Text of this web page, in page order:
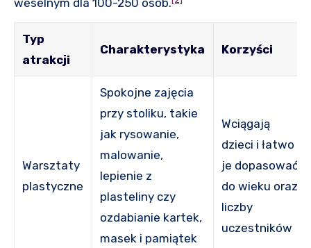
weselnym dla 100-250 osób.
Typ
atrakcji
Charakterystyka Korzyści
Warsztaty
plastyczne
Spokojne zajęcia
przy stoliku, takie
jak rysowanie,
malowanie,
lepienie z
plasteliny czy
ozdabianie kartek,
masek i pamiątek
Wciągają
dzieci i łatwo
je dopasować
do wieku oraz
liczby
uczestników